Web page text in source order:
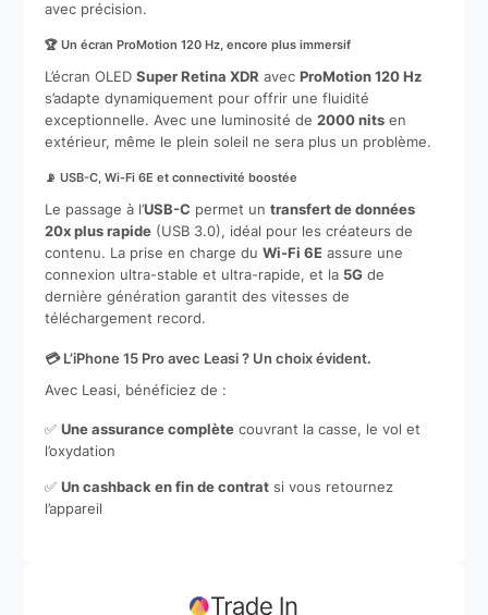
avec précision.
🏆 Un écran ProMotion 120 Hz, encore plus immersif
L’écran OLED Super Retina XDR avec ProMotion 120 Hz
s’adapte dynamiquement pour offrir une fluidité
exceptionnelle. Avec une luminosité de 2000 nitsen
extérieur, même le plein soleil ne sera plus un problème.
📡 USB-C, Wi-Fi 6E et connectivité boostée
Le passage à l’USB-C permet un transfert de données
20x plus rapide(USB 3.0), idéal pour les créateurs de
contenu. La prise en charge du Wi-Fi 6Eassure une
connexion ultra-stable et ultra-rapide, et la 5Gde
dernière génération garantit des vitesses de
téléchargement record.
💳 L’iPhone 15 Pro avec Leasi ? Un choix évident.
Avec Leasi, bénéficiez de :
✅ Une assurance complètecouvrant la casse, le vol et
l’oxydation
✅ Un cashback en fin de contratsi vous retournez
l’appareil